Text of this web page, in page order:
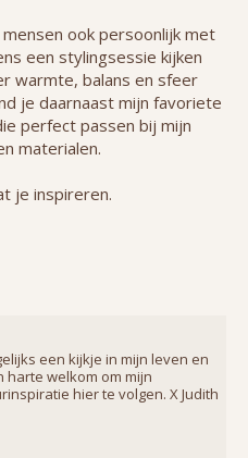
ook persoonlijk met
een stylingsessie kijken
warmte, balans en sfeer
je daarnaast mijn favoriete
perfect passen bij mijn
materialen.
je inspireren.
een kijkje in mijn leven en
harte welkom om mijn
hier te volgen. X Judith